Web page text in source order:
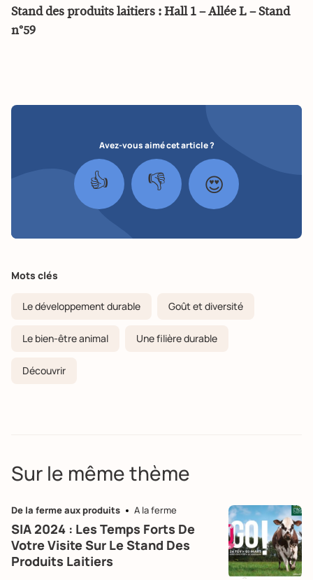
Stand des produits laitiers : Hall 1 – Allée L – Stand
n°59
Avez-vous aimé cet article ?
👍 👎 😍
Mots clés
Le développement durable Goût et diversité
Le bien-être animal Une filière durable
Découvrir
Sur le même thème
De la ferme aux produits A la ferme
SIA 2024 : Les Temps Forts De
Votre Visite Sur Le Stand Des
Produits Laitiers